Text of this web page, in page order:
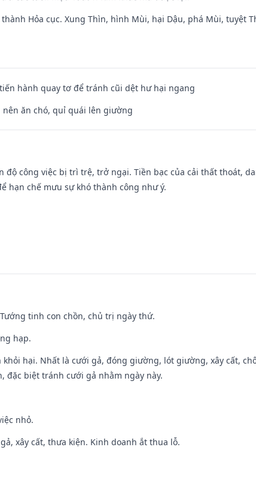
Hỏa cục. Xung Thìn, hình Mùi, hại Dậu, phá Mùi, tuyệt
hành quay tơ để tránh cũi dệt hư hại ngang
nên ăn chó, quỉ quái lên giường
độ công việc bị trì trệ, trở ngại. Tiền bạc của cải thất thoát,
hạn chế mưu sự khó thành công như ý.
tinh con chồn, chủ trị ngày thứ.
hạp.
hại. Nhất là cưới gả, đóng giường, lót giường, xây cất,
đặc biệt tránh cưới gả nhằm ngày này.
nhỏ.
xây cất, thưa kiện. Kinh doanh ắt thua lỗ.